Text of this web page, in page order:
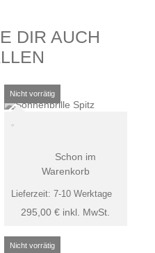
DIR AUCH
295,00€ inkl. MwSt.
Lieferzeit: 7-10 Werktage
Schon im
Warenkorb